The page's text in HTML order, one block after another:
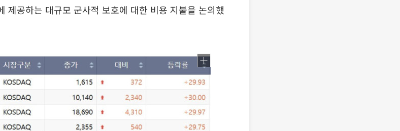
제공하는 대규모 군사적 보호에 대한 비용 지불을 논의했